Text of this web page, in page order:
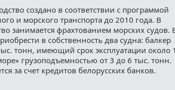
создано в соответствии с программой
и морского транспорта до 2010 года. В
занимается фрахтованием морских судов.
в собственность два судна: балкер
тонн, имеющий срок эксплуатации около
грузоподъемностью от 3 до 6 тыс. тонн.
за счет кредитов белорусских банков.